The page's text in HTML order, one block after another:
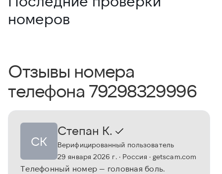
номеров
Отзывы номера
телефона 79298329996
СК
Степан К.
Верифицированный пользователь
29 января 2026 г.· Россия · getscam.com
Телефонный номер — головная боль.